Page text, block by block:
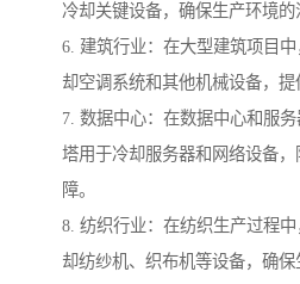
冷却关键设备，确保生产环境的
6. 建筑行业：在大型建筑项目
却空调系统和其他机械设备，提
7. 数据中心：在数据中心和服
塔用于冷却服务器和网络设备
障。
8. 纺织行业：在纺织生产过程
却纺纱机、织布机等设备，确保